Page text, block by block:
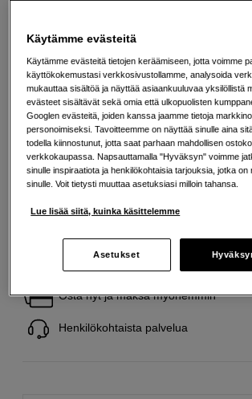
Verkkokauppa
Varastossa
9 EUR
Maksa heti tai jaa useampaan
Lisää ostoskoriin
Ilmainen toimitus yli 200 EUR ostoksille
Osta nyt ja maksa myöhemmin
Henkilökohtaista palvelua
Käytämme evästeitä
Käytämme evästeitä tietojen keräämiseen, jotta voimme
käyttökokemustasi verkkosivustollamme, analysoida
mukauttaa sisältöä ja näyttää asiaankuuluvaa yksilöllistä
evästeet sisältävät sekä omia että ulkopuolisten
Googlen evästeitä, joiden kanssa jaamme tietoja
personoimiseksi. Tavoitteemme on näyttää sinulle aina
todella kiinnostunut, jotta saat parhaan mahdollisen
verkkokaupassa. Napsauttamalla "Hyväksyn" voimme
sinulle inspiraatiota ja henkilökohtaisia tarjouksia, jotka on
sinulle. Voit tietysti muuttaa asetuksiasi milloin tahansa.
Lue lisää siitä, kuinka käsittelemme
Asetukset